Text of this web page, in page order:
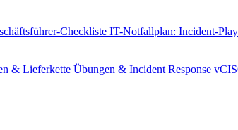
Checkliste IT-Notfallplan: Incident-
& Lieferkette Übungen & Incident Response